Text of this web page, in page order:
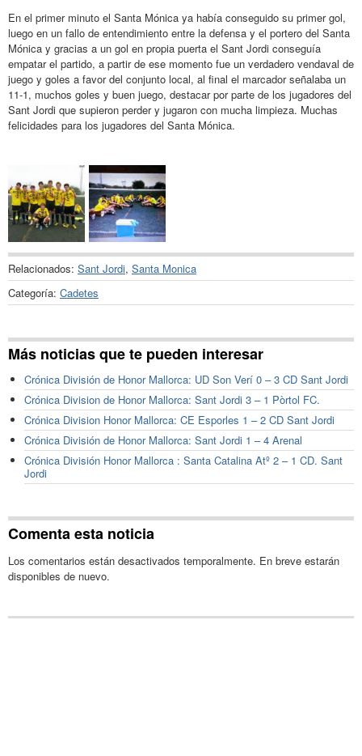
En el primer minuto el Santa Mónica ya había conseguido su primer gol,
luego en un fallo de entendimiento entre la defensa y el portero del Santa
Mónica y gracias a un gol en propia puerta el Sant Jordi conseguía
empatar el partido, a partir de ese momento fue un verdadero vendaval de
juego y goles a favor del conjunto local, al final el marcador señalaba un
11-1, muchos goles y buen juego, destacar por parte de los jugadores del
Sant Jordi que supieron perder y jugaron con mucha limpieza. Muchas
felicidades para los jugadores del Santa Mónica.
Relacionados: Sant Jordi, Santa Monica
Categoría: Cadetes
Más noticias que te pueden interesar
Crónica División de Honor Mallorca: UD Son Verí 0 – 3 CD Sant Jordi
Crónica Division de Honor Mallorca: Sant Jordi 3 – 1 Pòrtol FC.
Crónica Division Honor Mallorca: CE Esporles 1 – 2 CD Sant Jordi
Crónica División de Honor Mallorca: Sant Jordi 1 – 4 Arenal
Crónica División Honor Mallorca : Santa Catalina Atº 2 – 1 CD. Sant
Jordi
Comenta esta noticia
Los comentarios están desactivados temporalmente. En breve estarán
disponibles de nuevo.